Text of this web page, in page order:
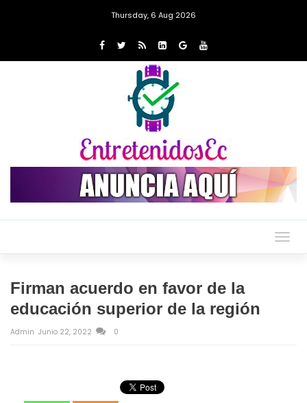
Thursday, 6 Aug 2026
Firman acuerdo en favor de la
educación superior de la región
Admin Junio 22, 2022 0